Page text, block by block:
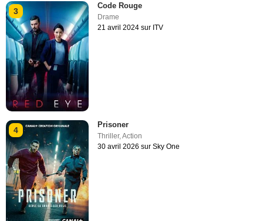
3
Code Rouge
Drame
21 avril 2024 sur ITV
4
Prisoner
Thriller,Action
30 avril 2026 sur Sky One